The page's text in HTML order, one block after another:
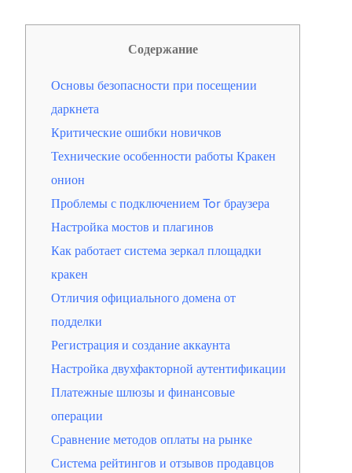
Содержание
Основы безопасности при посещении
даркнета
Критические ошибки новичков
Технические особенности работы Кракен
онион
Проблемы с подключением Tor браузера
Настройка мостов и плагинов
Как работает система зеркал площадки
кракен
Отличия официального домена от
подделки
Регистрация и создание аккаунта
Настройка двухфакторной аутентификации
Платежные шлюзы и финансовые
операции
Сравнение методов оплаты на рынке
Система рейтингов и отзывов продавцов